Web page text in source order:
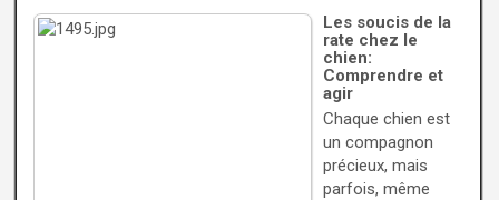
Les soucis de la
rate chez le
chien:
Comprendre et
agir
Chaque chien est
un compagnon
précieux, mais
parfois, même